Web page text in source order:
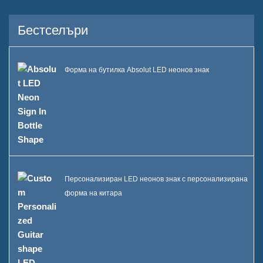
Бестселъри
Форма на бутилка Absolut LED неонов знак
Персонализиран LED неонов знак с персонализирана
форма на китара